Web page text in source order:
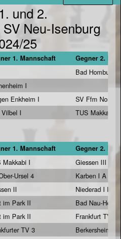
und 2.
Neu-Isenburg
25
1. Mannschaft Gegner 2.
Bad Homburg 5
I
Enkheim I
SV Ffm Nord 3
I TUS Makkabi
1. Mannschaft Gegner 2.
Makkabi I
Giessen III H
Ursel 4
Karben I A
II
Niederad I H
im Park II
Bad Nau-Heim
im Park II
Frankfurt TV 4
TV 3 Berkersheim I A